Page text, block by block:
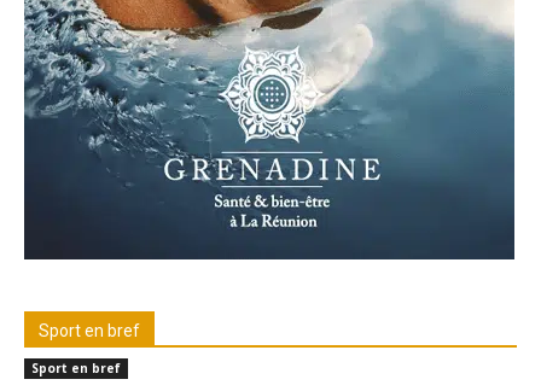
Sport en bref
Sport en bref